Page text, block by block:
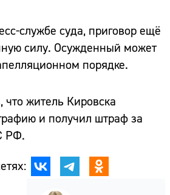
службе суда, приговор ещё
силу. Осужденный может
порядке.
, что житель Кировска
и получил штраф за
РФ.